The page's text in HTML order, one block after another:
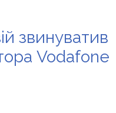
звинуватив
Vodafone